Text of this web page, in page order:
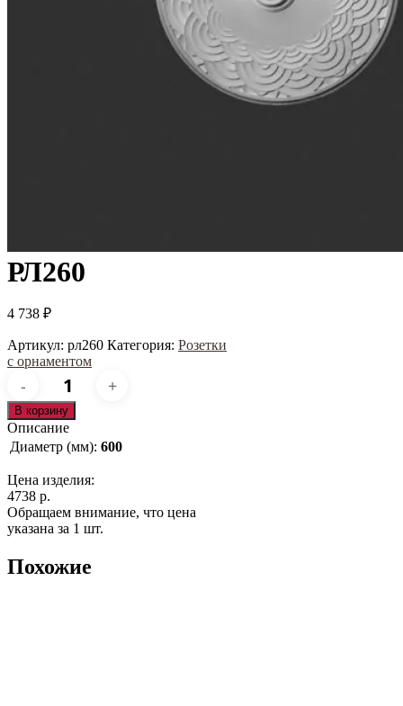
РЛ260
4 738 ₽
Артикул: рл260 Категория: Розетки
с орнаментом
Количество
товара
рл260
В корзину
Описание
Диаметр (мм): 600
Цена изделия:
4738 р.
Обращаем внимание, что цена
указана за 1 шт.
Похожие